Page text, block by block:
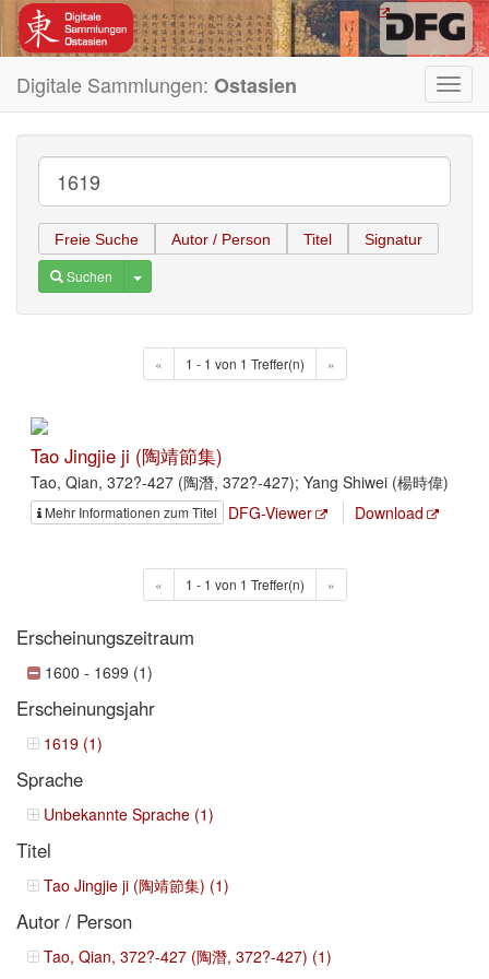
Digitale Sammlungen: Ostasien
Freie Suche Autor / Person Titel Signatur
Suchen Toggle Dropdown
« 1 - 1 von 1 Treffer(n) »
Tao Jingjie ji (陶靖節集)
Tao, Qian, 372?-427 (陶潛, 372?-427); Yang Shiwei (楊時偉)
Mehr Informationen zum Titel DFG-Viewer Download
« 1 - 1 von 1 Treffer(n) »
Erscheinungszeitraum
1600 - 1699 (1)
Erscheinungsjahr
1619 (1)
Sprache
Unbekannte Sprache (1)
Titel
Tao Jingjie ji (陶靖節集) (1)
Autor / Person
Tao, Qian, 372?-427 (陶潛, 372?-427) (1)